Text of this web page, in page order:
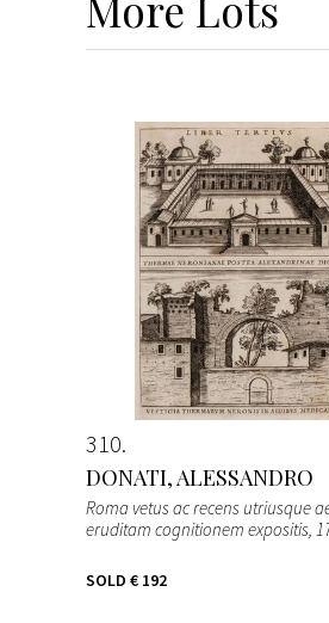
310
DONATI, ALESSANDRO
Roma vetus ac recens utriusque
eruditam cognitionem expositis,
SOLD € 192